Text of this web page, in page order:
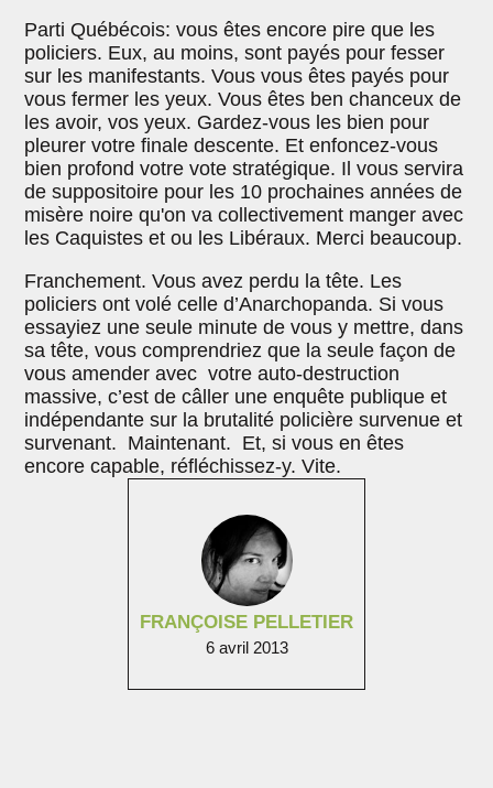
FRANÇOISE PELLETIER
6 avril 2013
Parti Québécois: vous êtes encore pire que les
policiers. Eux, au moins, sont payés pour fesser
sur les manifestants. Vous vous êtes payés pour
vous fermer les yeux. Vous êtes ben chanceux de
les avoir, vos yeux. Gardez-vous les bien pour
pleurer votre finale descente. Et enfoncez-vous
bien profond votre vote stratégique. Il vous servira
de suppositoire pour les 10 prochaines années de
misère noire qu'on va collectivement manger avec
les Caquistes et ou les Libéraux. Merci beaucoup.
Franchement. Vous avez perdu la tête. Les
policiers ont volé celle d’Anarchopanda. Si vous
essayiez une seule minute de vous y mettre, dans
sa tête, vous comprendriez que la seule façon de
vous amender avec votre auto-destruction
massive, c’est de câller une enquête publique et
indépendante sur la brutalité policière survenue et
survenant. Maintenant. Et, si vous en êtes
encore capable, réfléchissez-y. Vite.